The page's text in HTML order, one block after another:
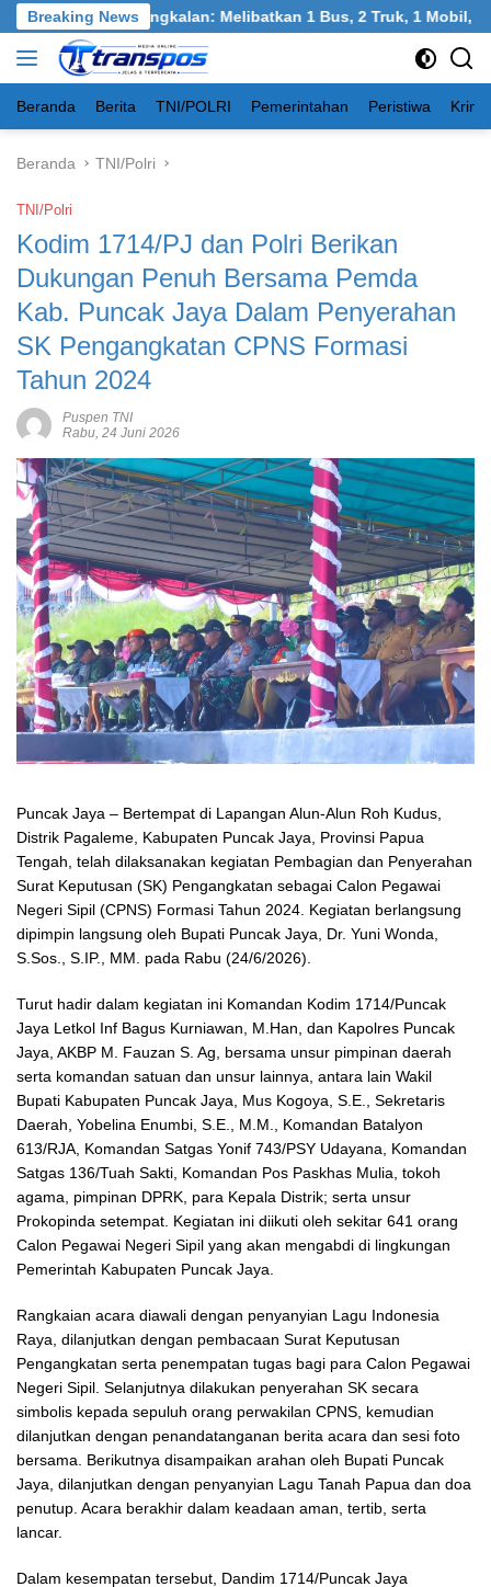
Langsung
ke
konten
Breaking News
Burneh, Bangkalan: Melibatkan 1 Bus, 2 Truk, 1 Mobil, 1
Beranda Berita TNI/POLRI Pemerintahan Peristiwa
Beranda TNI/Polri
TNI/Polri
Kodim 1714/PJ dan Polri Berikan
Dukungan Penuh Bersama Pemda
Kab. Puncak Jaya Dalam Penyerahan
SK Pengangkatan CPNS Formasi
Tahun 2024
Puspen TNI
Rabu, 24 Juni 2026
Puncak Jaya – Bertempat di Lapangan Alun-Alun Roh Kudus,
Distrik Pagaleme, Kabupaten Puncak Jaya, Provinsi Papua
Tengah, telah dilaksanakan kegiatan Pembagian dan Penyerahan
Surat Keputusan (SK) Pengangkatan sebagai Calon Pegawai
Negeri Sipil (CPNS) Formasi Tahun 2024. Kegiatan berlangsung
dipimpin langsung oleh Bupati Puncak Jaya, Dr. Yuni Wonda,
S.Sos., S.IP., MM. pada Rabu (24/6/2026).
Turut hadir dalam kegiatan ini Komandan Kodim 1714/Puncak
Jaya Letkol Inf Bagus Kurniawan, M.Han, dan Kapolres Puncak
Jaya, AKBP M. Fauzan S. Ag, bersama unsur pimpinan daerah
serta komandan satuan dan unsur lainnya, antara lain Wakil
Bupati Kabupaten Puncak Jaya, Mus Kogoya, S.E., Sekretaris
Daerah, Yobelina Enumbi, S.E., M.M., Komandan Batalyon
613/RJA, Komandan Satgas Yonif 743/PSY Udayana, Komandan
Satgas 136/Tuah Sakti, Komandan Pos Paskhas Mulia, tokoh
agama, pimpinan DPRK, para Kepala Distrik; serta unsur
Prokopinda setempat. Kegiatan ini diikuti oleh sekitar 641 orang
Calon Pegawai Negeri Sipil yang akan mengabdi di lingkungan
Pemerintah Kabupaten Puncak Jaya.
Rangkaian acara diawali dengan penyanyian Lagu Indonesia
Raya, dilanjutkan dengan pembacaan Surat Keputusan
Pengangkatan serta penempatan tugas bagi para Calon Pegawai
Negeri Sipil. Selanjutnya dilakukan penyerahan SK secara
simbolis kepada sepuluh orang perwakilan CPNS, kemudian
dilanjutkan dengan penandatanganan berita acara dan sesi foto
bersama. Berikutnya disampaikan arahan oleh Bupati Puncak
Jaya, dilanjutkan dengan penyanyian Lagu Tanah Papua dan doa
penutup. Acara berakhir dalam keadaan aman, tertib, serta
lancar.
Dalam kesempatan tersebut, Dandim 1714/Puncak Jaya